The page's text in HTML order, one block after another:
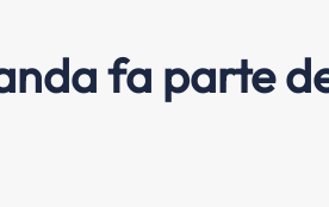
fa parte